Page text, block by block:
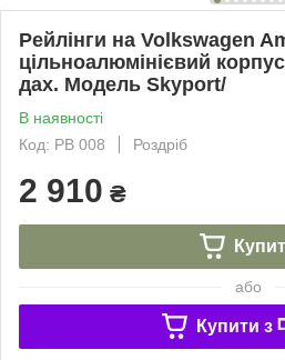
Рейлінги на Volkswagen
цільноалюмінієвий
дах. Модель Skyport/
В наявності
Код: PB 008
Роздріб
2 910 ₴
або
Купити з